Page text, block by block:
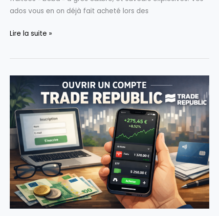
ados vous en on déjà fait acheté lors des
Faire
Bubble
!
Lire la suite »